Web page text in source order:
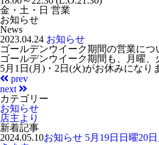
金・土・日 営業
お知らせ
News
2023.04.24 お知らせ
ゴールデンウイーク期間の営業につ
ゴールデンウイーク期間も、月曜、
5月1日(月)・2日(火)がお休みになり
prev
next
カテゴリー
お知らせ
店主より
新着記事
2024.05.10お知らせ 5月19日日曜20